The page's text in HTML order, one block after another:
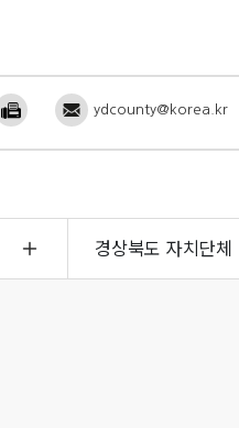
ydcounty@korea.kr
경상북도 자치단체